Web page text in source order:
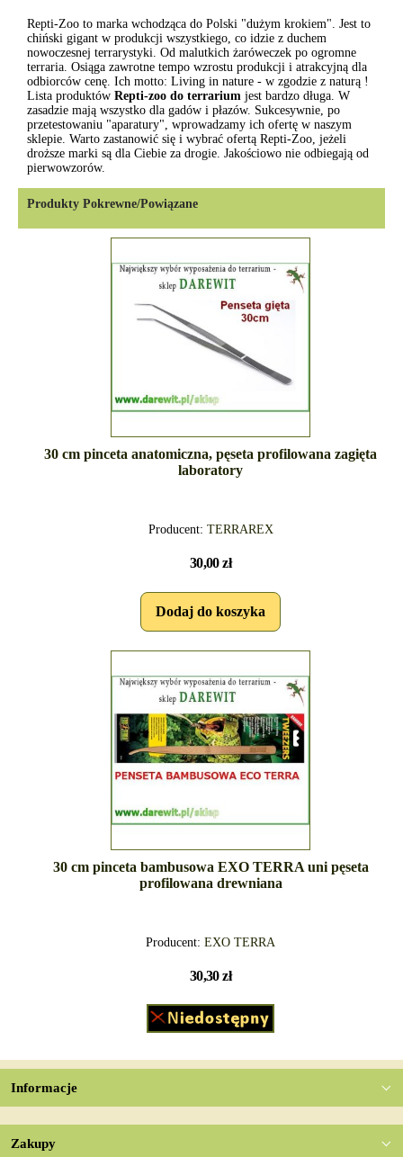
Repti-Zoo to marka wchodząca do Polski "dużym krokiem". Jest to
chiński gigant w produkcji wszystkiego, co idzie z duchem
nowoczesnej terrarystyki. Od malutkich żaróweczek po ogromne
terraria. Osiąga zawrotne tempo wzrostu produkcji i atrakcyjną dla
odbiorców cenę. Ich motto: Living in nature - w zgodzie z naturą !
Lista produktów Repti-zoo do terrarium jest bardzo długa. W
zasadzie mają wszystko dla gadów i płazów. Sukcesywnie, po
przetestowaniu "aparatury", wprowadzamy ich ofertę w naszym
sklepie. Warto zastanowić się i wybrać ofertą Repti-Zoo, jeżeli
droższe marki są dla Ciebie za drogie. Jakościowo nie odbiegają od
pierwowzorów.
Produkty Pokrewne/Powiązane
30 cm pinceta anatomiczna, pęseta profilowana zagięta
laboratory
Producent: TERRAREX
30,00 zł
30 cm pinceta bambusowa EXO TERRA uni pęseta
profilowana drewniana
Producent: EXO TERRA
30,30 zł
Informacje
Zakupy